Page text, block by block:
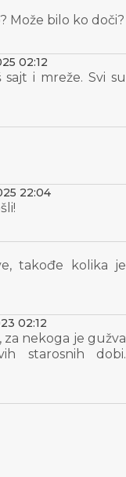
Može bilo ko doči?
02:12
i mreže. Svi su
22:04
takođe kolika je
02:12
za nekoga je gužva
starosnih dobi.